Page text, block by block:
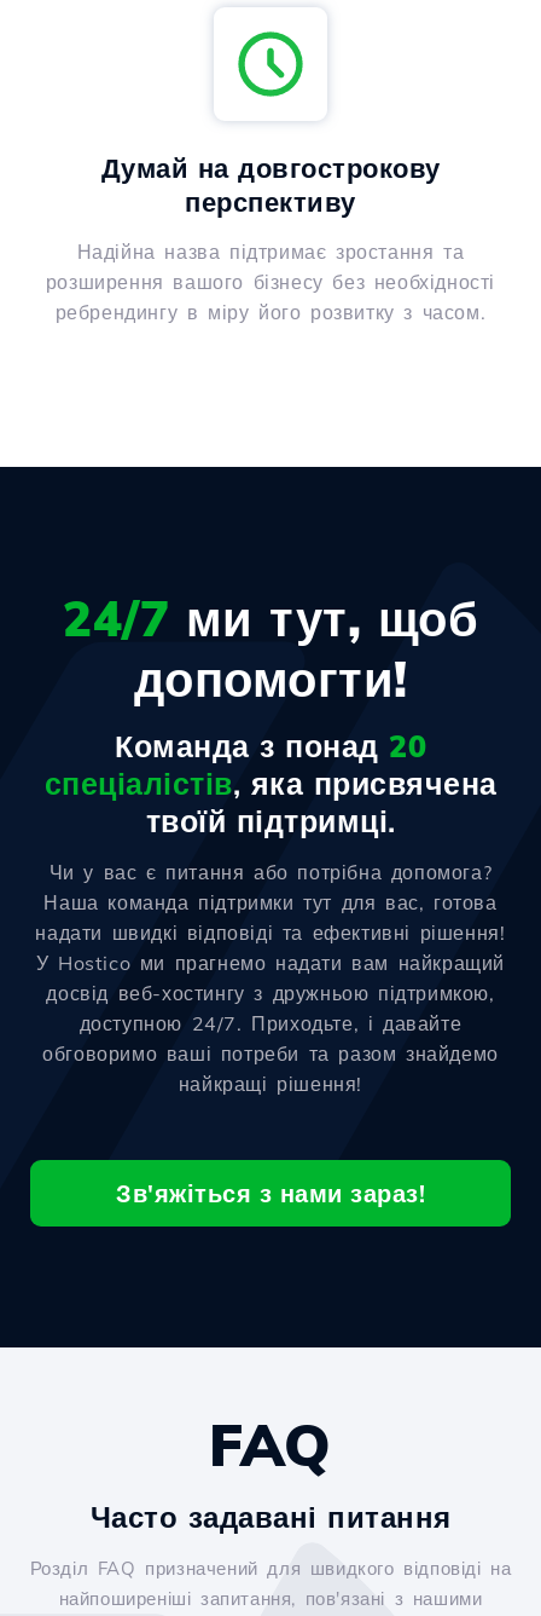
Думай на довгострокову
перспективу
Надійна назва підтримає зростання та
розширення вашого бізнесу без необхідності
ребрендингу в міру його розвитку з часом.
24/7 ми тут, щоб
допомогти!
Команда з понад 20
спеціалістів, яка присвячена
твоїй підтримці.
Чи у вас є питання або потрібна допомога?
Наша команда підтримки тут для вас, готова
надати швидкі відповіді та ефективні рішення!
У Hostico ми прагнемо надати вам найкращий
досвід веб-хостингу з дружньою підтримкою,
доступною 24/7. Приходьте, і давайте
обговоримо ваші потреби та разом знайдемо
найкращі рішення!
Зв'яжіться з нами зараз!
FAQ
Часто задавані питання
Розділ FAQ призначений для швидкого відповіді на
найпоширеніші запитання, пов'язані з нашими